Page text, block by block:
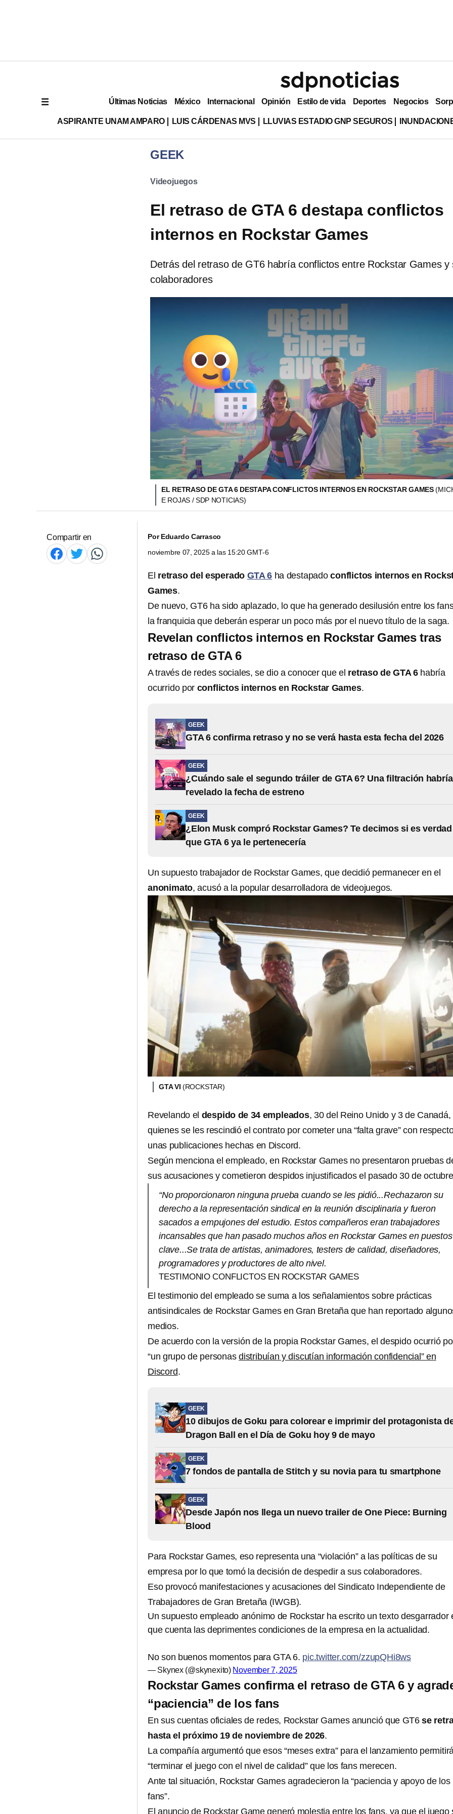
Últimas Noticias México Internacional Opinión Estilo de vida Deportes Negocios
ASPIRANTE UNAM AMPARO LUIS CÁRDENAS MVS LLUVIAS ESTADIO GNP SEGUROS
GEEK
Videojuegos
El retraso de GTA 6 destapa conflictos
internos en Rockstar Games
Detrás del retraso de GT6 habría conflictos entre Rockstar Games y
colaboradores
EL RETRASO DE GTA 6 DESTAPA CONFLICTOS INTERNOS EN ROCKSTAR GAMES
E ROJAS / SDP NOTICIAS)
Compartir en PorEduardo Carrasco
noviembre 07, 2025 a las 15:20 GMT-6
El retraso del esperado GTA 6 ha destapadoconflictos internos en
Games.
De nuevo, GT6 ha sido aplazado, lo que ha generado desilusión entre los
la franquicia que deberán esperar un poco más por el nuevo título de la saga.
Revelan conflictos internos en Rockstar Games tras
retraso de GTA 6
A través de redes sociales, se dio a conocer que el retraso de GTA 6habría
ocurrido por conflictos internos en Rockstar Games.
GEEK
GTA 6 confirma retraso y no se verá hasta esta fecha del 2026
GEEK
¿Cuándo sale el segundo tráiler de GTA 6? Una filtración habría
revelado la fecha de estreno
GEEK
¿Elon Musk compró Rockstar Games? Te decimos si es verdad
que GTA 6 ya le pertenecería
Un supuesto trabajador de Rockstar Games, que decidió permanecer en el
anonimato, acusó a la popular desarrolladora de videojuegos.
GTA VI (ROCKSTAR)
Revelando el despido de 34 empleados, 30 del Reino Unido y 3 de Canadá,
quienes se les rescindió el contrato por cometer una “falta grave” con
unas publicaciones hechas en Discord.
Según menciona el empleado, en Rockstar Games no presentaron pruebas
sus acusaciones y cometieron despidos injustificados el pasado 30 de
“No proporcionaron ninguna prueba cuando se les pidió...Rechazaron su
derecho a la representación sindical en la reunión disciplinaria y fueron
sacados a empujones del estudio. Estos compañeros eran trabajadores
incansables que han pasado muchos años en Rockstar Games en puestos
clave...Se trata de artistas, animadores, testers de calidad, diseñadores,
programadores y productores de alto nivel.
TESTIMONIO CONFLICTOS EN ROCKSTAR GAMES
El testimonio del empleado se suma a los señalamientos sobre prácticas
antisindicales de Rockstar Games en Gran Bretaña que han reportado
medios.
De acuerdo con la versión de la propia Rockstar Games, el despido ocurrió
“un grupo de personasdistribuían y discutían información confidencial” en
Discord.
GEEK
10 dibujos de Goku para colorear e imprimir del protagonista
Dragon Ball en el Día de Goku hoy 9 de mayo
GEEK
7 fondos de pantalla de Stitch y su novia para tu smartphone
GEEK
Desde Japón nos llega un nuevo trailer de One Piece: Burning
Blood
Para Rockstar Games, eso representa una “violación” a las políticas de su
empresa por lo que tomó la decisión de despedir a sus colaboradores.
Eso provocó manifestaciones y acusaciones del Sindicato Independiente de
Trabajadores de Gran Bretaña (IWGB).
Un supuesto empleado anónimo de Rockstar ha escrito un texto desgarrador
que cuenta las deprimentes condiciones de la empresa en la actualidad.
No son buenos momentos para GTA 6. pic.twitter.com/zzupQHi8ws
— Skynex (@skynexito) November 7, 2025
Rockstar Games confirma el retraso de GTA 6 y
“paciencia” de los fans
En sus cuentas oficiales de redes, Rockstar Games anunció que GT6 se
hasta el próximo 19 de noviembre de 2026.
La compañía argumentó que esos “meses extra” para el lanzamiento
“terminar el juego con el nivel de calidad” que los fans merecen.
Ante tal situación, Rockstar Games agradecieron la “paciencia y apoyo de los
fans”.
El anuncio de Rockstar Game generó molestia entre los fans, ya que el juego